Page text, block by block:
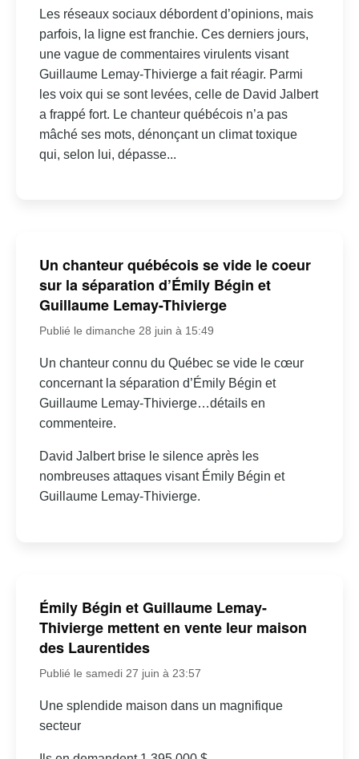
Les réseaux sociaux débordent d’opinions, mais
parfois, la ligne est franchie. Ces derniers jours,
une vague de commentaires virulents visant
Guillaume Lemay-Thivierge a fait réagir. Parmi
les voix qui se sont levées, celle de David Jalbert
a frappé fort. Le chanteur québécois n’a pas
mâché ses mots, dénonçant un climat toxique
qui, selon lui, dépasse...
Un chanteur québécois se vide le coeur
sur la séparation d’Émily Bégin et
Guillaume Lemay-Thivierge
Publié le dimanche 28 juin à 15:49
Un chanteur connu du Québec se vide le cœur
concernant la séparation d’Émily Bégin et
Guillaume Lemay-Thivierge…détails en
commenteire.
David Jalbert brise le silence après les
nombreuses attaques visant Émily Bégin et
Guillaume Lemay-Thivierge.
Émily Bégin et Guillaume Lemay-
Thivierge mettent en vente leur maison
des Laurentides
Publié le samedi 27 juin à 23:57
Une splendide maison dans un magnifique
secteur